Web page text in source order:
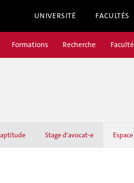
UNIVERSITÉ FACULTÉS
Formations Recherche
Stage d'avocat-e